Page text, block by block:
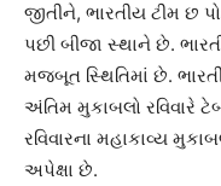
જીતીને, ભારતીય ટીમ છ
પછી બીજા સ્થાને છે.
મજબૂત સ્થિતિમાં છે.
અંતિમ મુકાબલો રવિવારે
રવિવારના મહાકાવ્ય
અપેક્ષા છે.